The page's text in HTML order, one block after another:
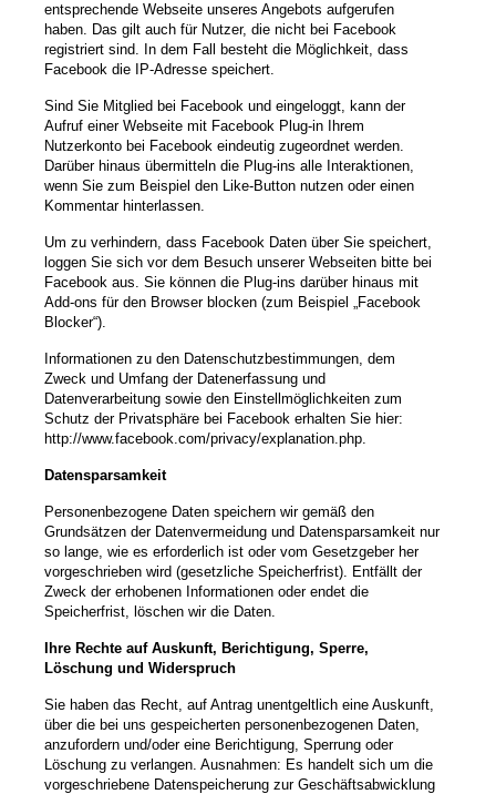
entsprechende Webseite unseres Angebots aufgerufen
haben. Das gilt auch für Nutzer, die nicht bei Facebook
registriert sind. In dem Fall besteht die Möglichkeit, dass
Facebook die IP-Adresse speichert.
Sind Sie Mitglied bei Facebook und eingeloggt, kann der
Aufruf einer Webseite mit Facebook Plug-in Ihrem
Nutzerkonto bei Facebook eindeutig zugeordnet werden.
Darüber hinaus übermitteln die Plug-ins alle Interaktionen,
wenn Sie zum Beispiel den Like-Button nutzen oder einen
Kommentar hinterlassen.
Um zu verhindern, dass Facebook Daten über Sie speichert,
loggen Sie sich vor dem Besuch unserer Webseiten bitte bei
Facebook aus. Sie können die Plug-ins darüber hinaus mit
Add-ons für den Browser blocken (zum Beispiel „Facebook
Blocker“).
Informationen zu den Datenschutzbestimmungen, dem
Zweck und Umfang der Datenerfassung und
Datenverarbeitung sowie den Einstellmöglichkeiten zum
Schutz der Privatsphäre bei Facebook erhalten Sie hier:
http://www.facebook.com/privacy/explanation.php.
Datensparsamkeit
Personenbezogene Daten speichern wir gemäß den
Grundsätzen der Datenvermeidung und Datensparsamkeit nur
so lange, wie es erforderlich ist oder vom Gesetzgeber her
vorgeschrieben wird (gesetzliche Speicherfrist). Entfällt der
Zweck der erhobenen Informationen oder endet die
Speicherfrist, löschen wir die Daten.
Ihre Rechte auf Auskunft, Berichtigung, Sperre,
Löschung und Widerspruch
Sie haben das Recht, auf Antrag unentgeltlich eine Auskunft,
über die bei uns gespeicherten personenbezogenen Daten,
anzufordern und/oder eine Berichtigung, Sperrung oder
Löschung zu verlangen. Ausnahmen: Es handelt sich um die
vorgeschriebene Datenspeicherung zur Geschäftsabwicklung